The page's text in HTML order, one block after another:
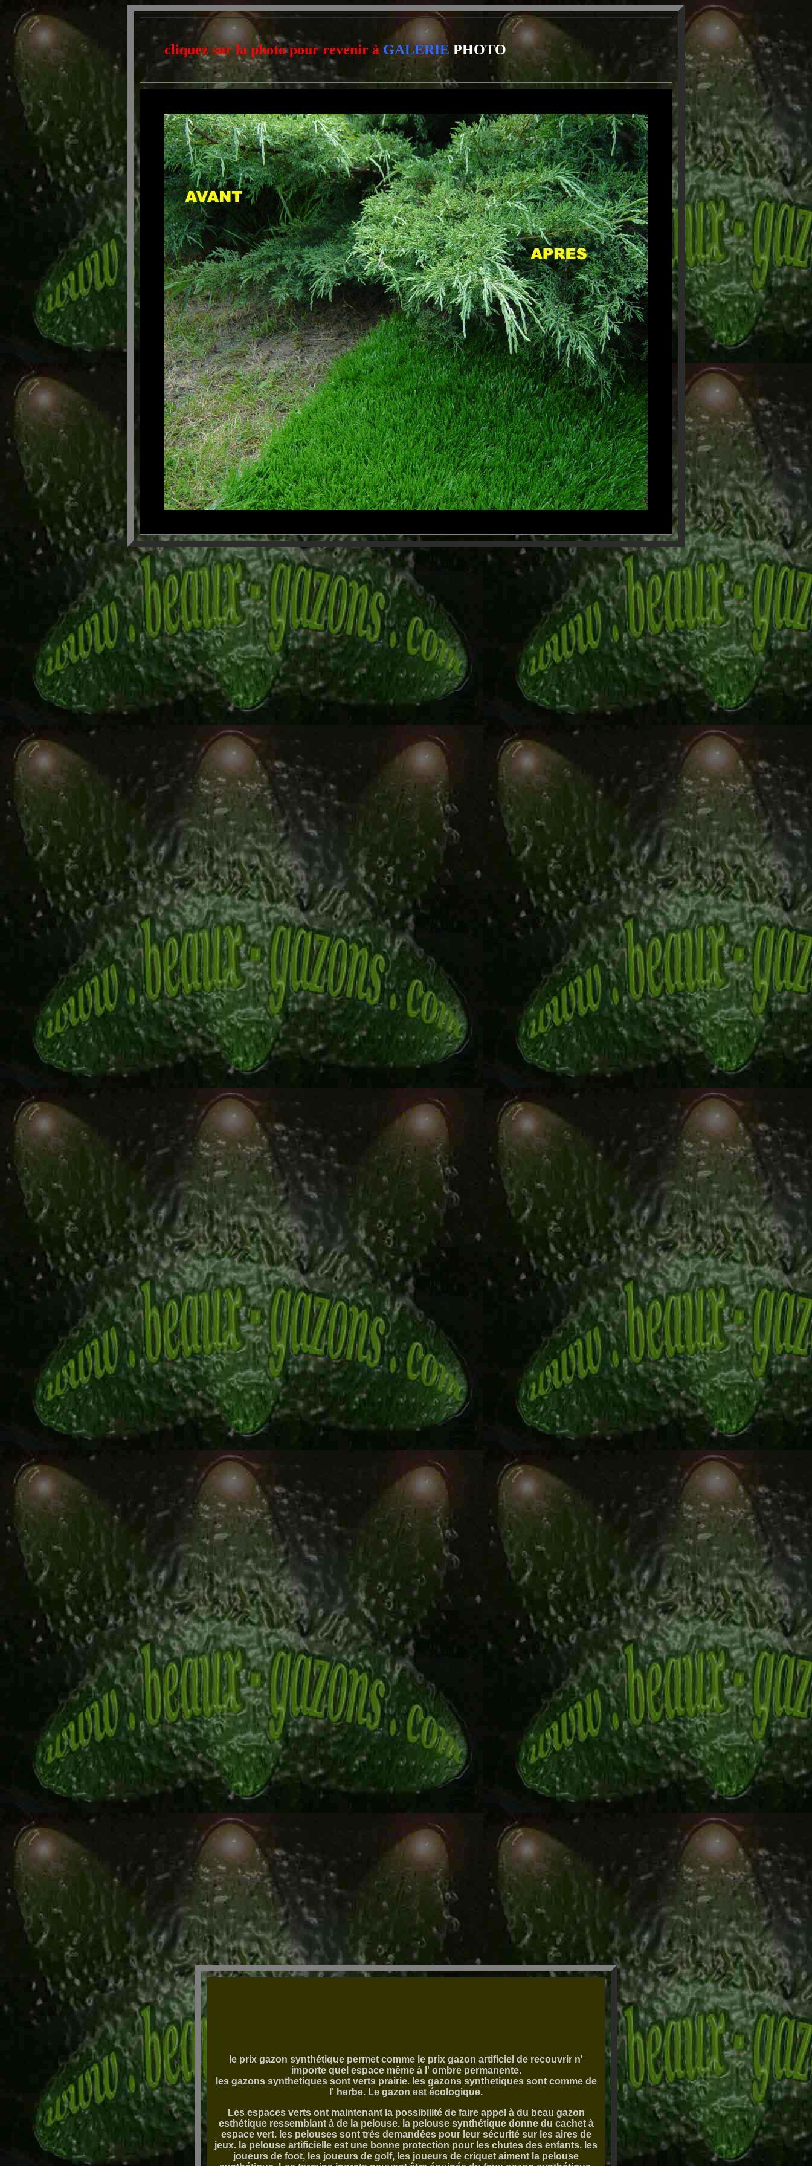
cliquez sur la photo pour revenir à GALERIE PHOTO
le prix gazon synthétique permet comme le prix gazon artificiel de recouvrir n'
importe quel espace même à l' ombre permanente.
les gazons synthetiques sont verts prairie. les gazons synthetiques sont comme de
l' herbe. Le gazon est écologique.
Les espaces verts ont maintenant la possibilité de faire appel à du beau gazon
esthétique ressemblant à de la pelouse. la pelouse synthétique donne du cachet à
espace vert. les pelouses sont très demandées pour leur sécurité sur les aires de
jeux. la pelouse artificielle est une bonne protection pour les chutes des enfants. les
joueurs de foot, les joueurs de golf, les joueurs de criquet aiment la pelouse